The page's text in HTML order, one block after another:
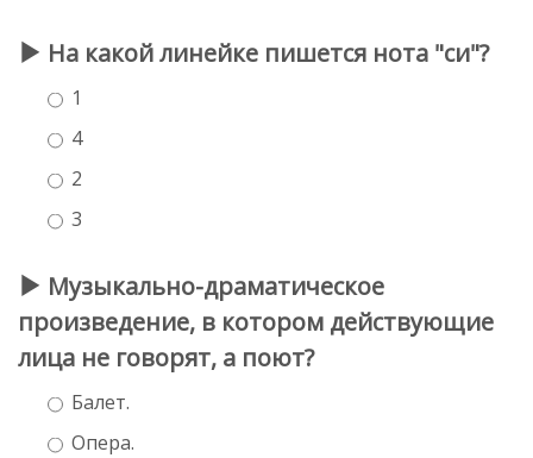
На какой линейке пишется нота "си"?
1
4
2
3
Музыкально-драматическое
произведение, в котором действующие
лица не говорят, а поют?
Балет.
Опера.